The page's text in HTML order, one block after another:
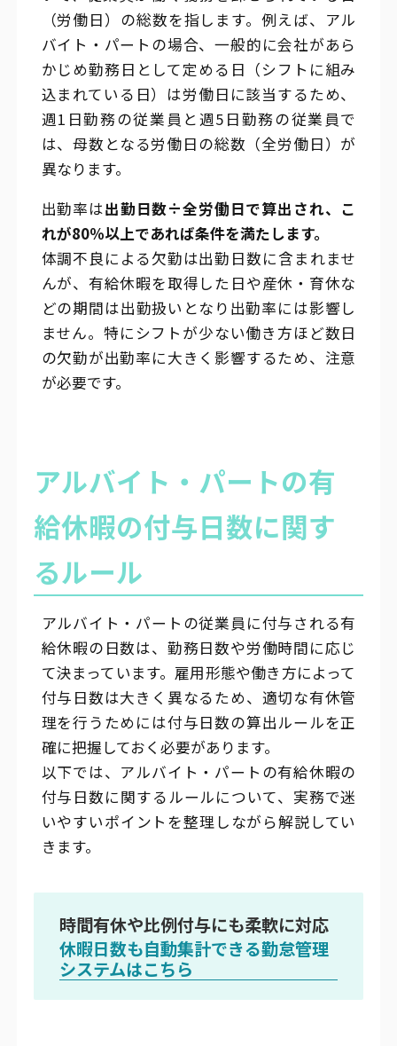
（労働日）の総数を指します。例えば、アル
バイト・パートの場合、一般的に会社があら
かじめ勤務日として定める日（シフトに組み
込まれている日）は労働日に該当するため、
週1日勤務の従業員と週5日勤務の従業員で
は、母数となる労働日の総数（全労働日）が
異なります。
出勤率は出勤日数÷全労働日で算出され、こ
れが80％以上であれば条件を満たします。
体調不良による欠勤は出勤日数に含まれませ
んが、有給休暇を取得した日や産休・育休な
どの期間は出勤扱いとなり出勤率には影響し
ません。特にシフトが少ない働き方ほど数日
の欠勤が出勤率に大きく影響するため、注意
が必要です。
アルバイト・パートの有
給休暇の付与日数に関す
るルール
アルバイト・パートの従業員に付与される有
給休暇の日数は、勤務日数や労働時間に応じ
て決まっています。雇用形態や働き方によって
付与日数は大きく異なるため、適切な有休管
理を行うためには付与日数の算出ルールを正
確に把握しておく必要があります。
以下では、アルバイト・パートの有給休暇の
付与日数に関するルールについて、実務で迷
いやすいポイントを整理しながら解説してい
きます。
時間有休や比例付与にも柔軟に対応
休暇日数も自動集計できる勤怠管理
システムはこちら